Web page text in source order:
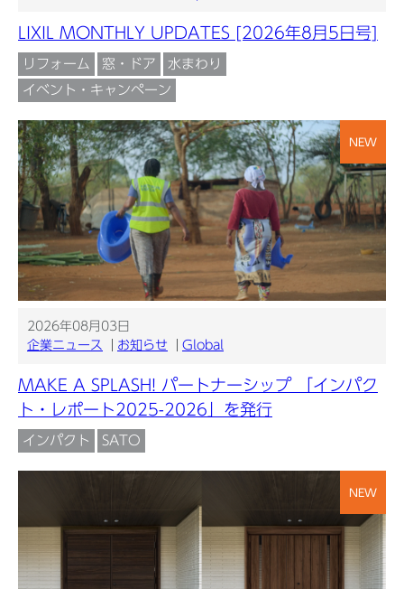
LIXIL MONTHLY UPDATES [2026年8月5日号]
リフォーム 窓・ドア
水まわり
イベント・キャンペーン
NEW
2026年08月03日
企業ニュース
お知らせ Global
MAKE A SPLASH! パートナーシップ 「インパク
ト・レポート2025-2026」を発行
インパクト SATO
NEW